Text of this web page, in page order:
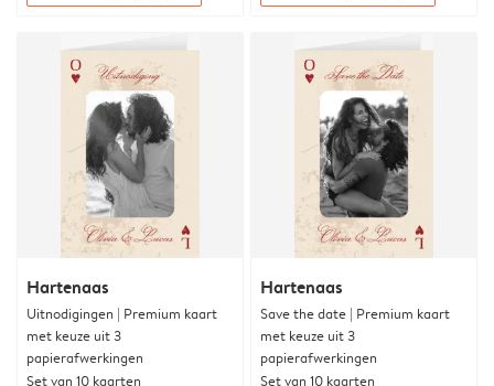
Hartenaas
Uitnodigingen | Premium kaart
met keuze uit 3
papierafwerkingen
Set van 10 kaarten
Hartenaas
Save the date | Premium kaart
met keuze uit 3
papierafwerkingen
Set van 10 kaarten